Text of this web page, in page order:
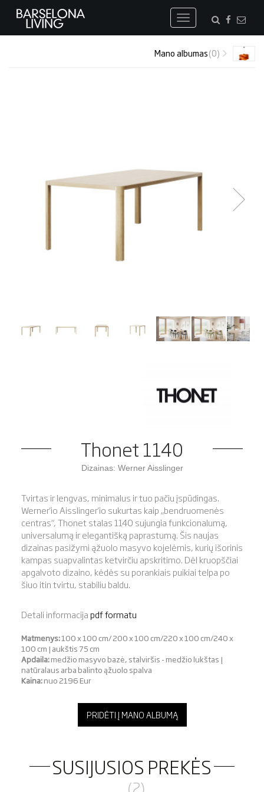
Toggle
navigation
Mano albumas(0)
Thonet 1140
Dizainas: Werner Aisslinger
Tvirtas ir lengvas, minimalus ir tuo pačiu įspūdingas.
Werner'io Aisslinger'io sukurtas kaip „bendruomenės
centras“, Thonet stalas 1140 sujungia funkcionalumą,
universalumą ir elegantišką paprastumą. Šis naujas
dizainas pasižymi ąžuolo masyvo kojelėmis, kurių išorinis
kampas suapvalintas ketvirčiu apskritimo. Dėl kruopščiai
apgalvoto dizaino, kėdės su porankiais puikiai telpa po
šiuo itin tvirtu, stabiliu baldu.
Detali informacija pdf formatu
Matmenys:100 x 100 cm/ 200 x 100 cm/220 x 100 cm/240 x
100 cm | aukštis 75 cm
Apdaila:medžio masyvo bazė, stalviršis - medžio lukštas |
natūralaus arba balinto ąžuolo spalva
Kaina:nuo 2196 Eur
PRIDĖTI Į MANO ALBUMĄ
SUSIJUSIOS PREKĖS
(2)